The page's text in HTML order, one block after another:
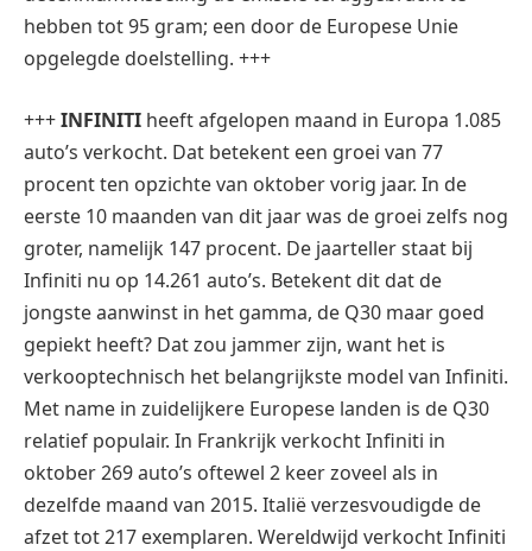
hebben tot 95 gram; een door de Europese Unie
opgelegde doelstelling. +++
+++INFINITI heeft afgelopen maand in Europa 1.085
auto’s verkocht. Dat betekent een groei van 77
procent ten opzichte van oktober vorig jaar. In de
eerste 10 maanden van dit jaar was de groei zelfs nog
groter, namelijk 147 procent. De jaarteller staat bij
Infiniti nu op 14.261 auto’s. Betekent dit dat de
jongste aanwinst in het gamma, de Q30 maar goed
gepiekt heeft? Dat zou jammer zijn, want het is
verkooptechnisch het belangrijkste model van Infiniti.
Met name in zuidelijkere Europese landen is de Q30
relatief populair. In Frankrijk verkocht Infiniti in
oktober 269 auto’s oftewel 2 keer zoveel als in
dezelfde maand van 2015. Italië verzesvoudigde de
afzet tot 217 exemplaren. Wereldwijd verkocht Infiniti